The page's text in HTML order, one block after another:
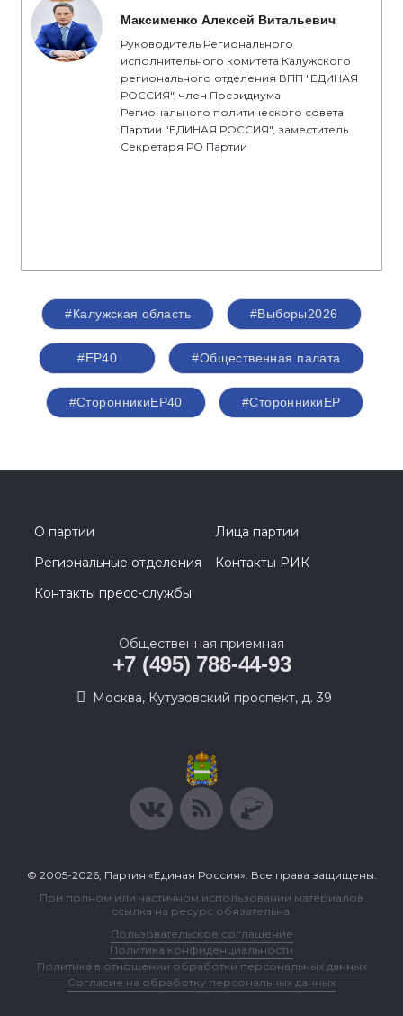
Максименко Алексей Витальевич
Руководитель Регионального
исполнительного комитета Калужского
регионального отделения ВПП "ЕДИНАЯ
РОССИЯ", член Президиума
Регионального политического совета
Партии "ЕДИНАЯ РОССИЯ", заместитель
Секретаря РО Партии
#Калужская область #Выборы2026
#ЕР40 #Общественная палата
#СторонникиЕР40 #СторонникиЕР
О партии
Лица партии
Региональные отделения
Контакты РИК
Контакты пресс-службы
Общественная приемная
+7 (495) 788-44-93
Москва, Кутузовский проспект, д. 39
© 2005-2026, Партия «Единая Россия». Все права защищены.
При полном или частичном использовании материалов
ссылка на ресурс обязательна.
Пользовательское соглашение
Политика конфиденциальности
Политика в отношении обработки персональных данных
Согласие на обработку персональных данных